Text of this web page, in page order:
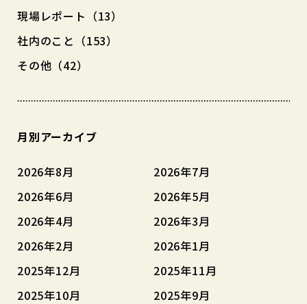
現場レポート（13）
社内のこと（153）
その他（42）
月別アーカイブ
2026年8月
2026年7月
2026年6月
2026年5月
2026年4月
2026年3月
2026年2月
2026年1月
2025年12月
2025年11月
2025年10月
2025年9月